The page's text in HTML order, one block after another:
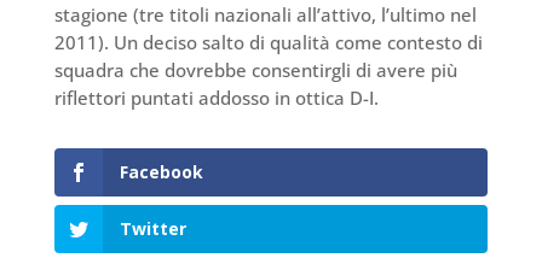
stagione (tre titoli nazionali all’attivo, l’ultimo nel
2011). Un deciso salto di qualità come contesto di
squadra che dovrebbe consentirgli di avere più
riflettori puntati addosso in ottica D-I.
Facebook
Twitter